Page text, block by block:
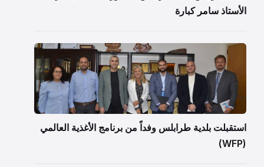
الأستاذ سامر كبارة
استقبلت بلدية طرابلس وفداً من برنامج الأغذية العالمي
(WFP)